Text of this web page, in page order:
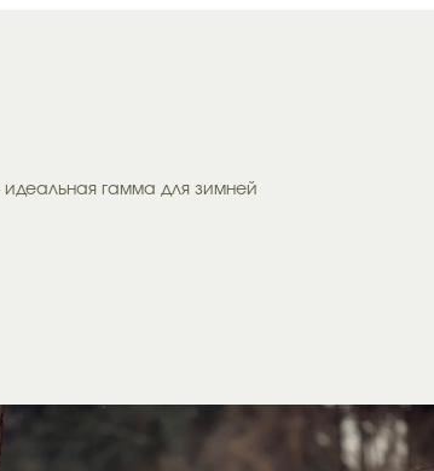
гамма для зимней